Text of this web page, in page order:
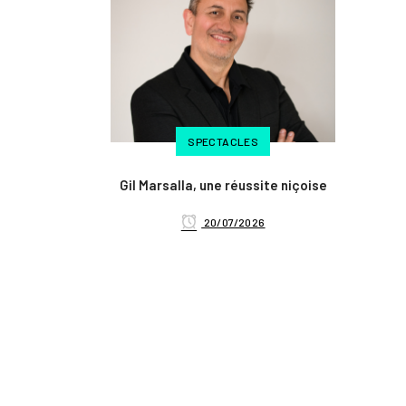
SPECTACLES
Gil Marsalla, une réussite niçoise
20/07/2026